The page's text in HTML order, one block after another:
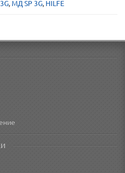
, МД SP 3G, HILFE